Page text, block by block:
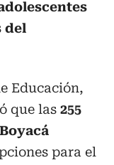
del
Educación,
que las 255
para el